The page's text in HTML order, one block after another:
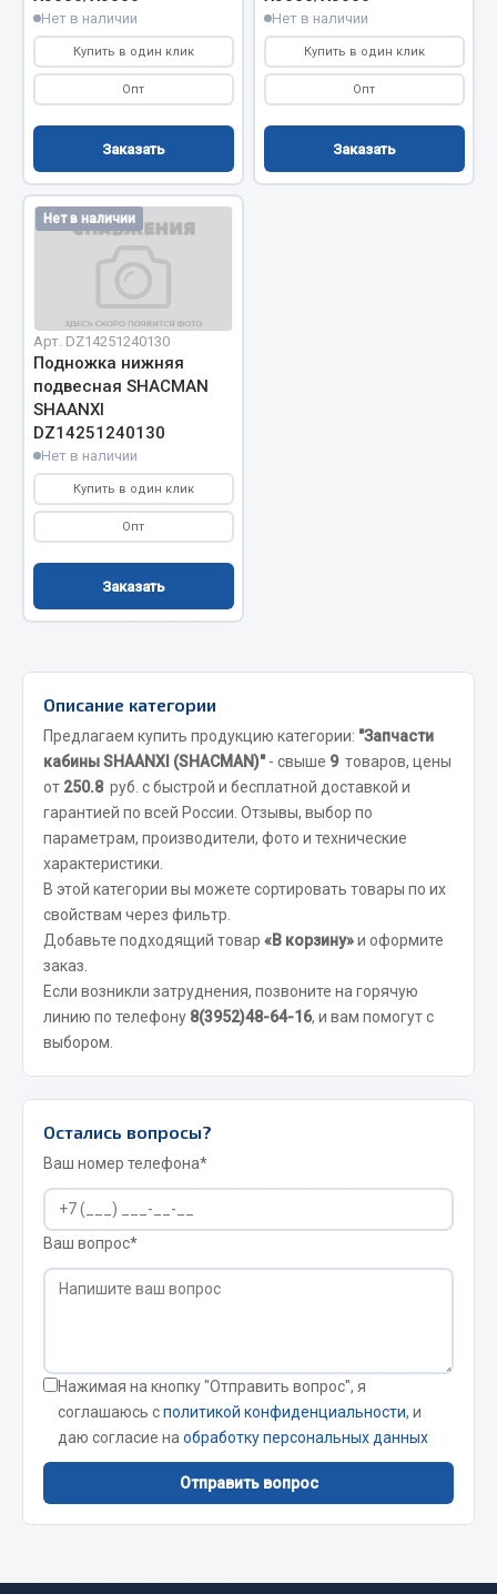
Фитинги
Штуцеры
Весь раздел
Инструмент
Автомобильный инструмент
Режущий инструмент
Силовое оборудование
Слесарный инструмент
Столярный инструмент
Весь раздел
Кольца уплотнительные
Лента конвейерная
Манжеты
Паронит
Патрубки
Прокладки
Рукава высокого давления
Показать ещё
Весь раздел
Блоки реле и предохранителей
Вилки нагрузочные
Выключатели и переключатели клавишные
Выключатели кнопочные
Показать ещё
Весь раздел
Запчасти на полуприцепы
Нет в наличии
Купить в один клик
Опт
Заказать
Нет в наличии
Купить в один клик
Опт
Заказать
Нет в наличии
Арт. DZ14251240130
Подножка нижняя
подвесная SHACMAN
SHAANXI
DZ14251240130
Нет в наличии
Купить в один клик
Опт
Заказать
Описание категории
Предлагаем купить продукцию категории: "Запчасти
кабины SHAANXI (SHACMAN)"- свыше 9 товаров, цены
от 250.8 руб. с быстрой и бесплатной доставкой и
гарантией по всей России. Отзывы, выбор по
параметрам, производители, фото и технические
характеристики.
В этой категории вы можете сортировать товары по их
свойствам через фильтр.
Добавьте подходящий товар «В корзину»и оформите
заказ.
Если возникли затруднения, позвоните на горячую
линию по телефону 8(3952)48-64-16, и вам помогут с
выбором.
Остались вопросы?
Ваш номер телефона*
Ваш вопрос*
Нажимая на кнопку "Отправить вопрос", я
соглашаюсь сполитикой конфиденциальности, и
даю согласие на обработку персональных данных
Отправить вопрос